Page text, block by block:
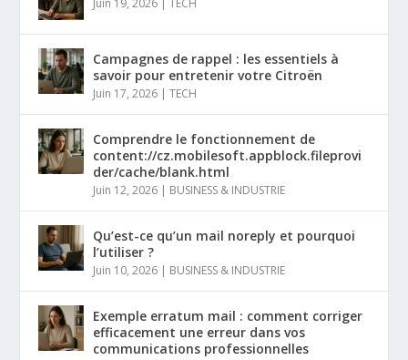
Juin 19, 2026 |TECH
Campagnes de rappel : les essentiels à
savoir pour entretenir votre Citroën
Juin 17, 2026 |TECH
Comprendre le fonctionnement de
content://cz.mobilesoft.appblock.fileprovi
der/cache/blank.html
Juin 12, 2026 BUSINESS & INDUSTRIE
Qu’est-ce qu’un mail noreply et pourquoi
l’utiliser ?
Juin 10, 2026 BUSINESS & INDUSTRIE
Exemple erratum mail : comment corriger
efficacement une erreur dans vos
communications professionnelles